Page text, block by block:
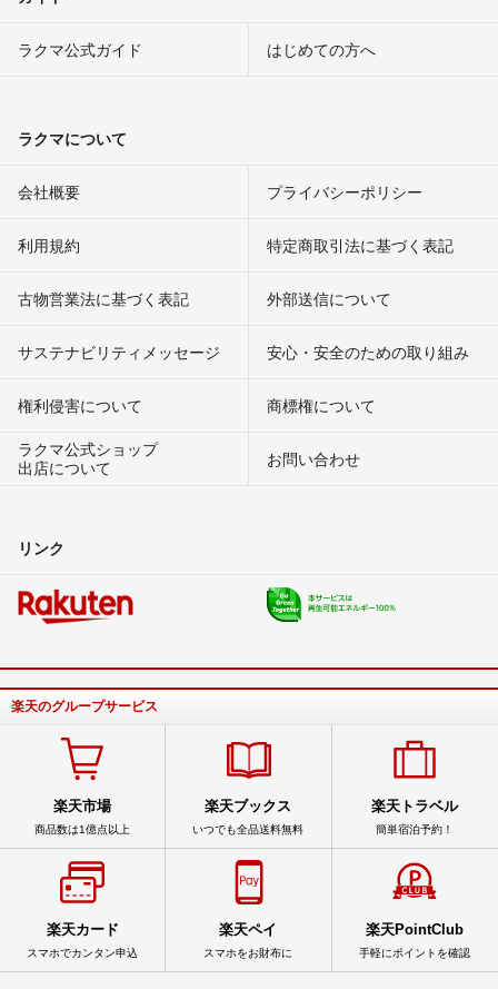
ラクマ公式ガイド はじめての方へ
ラクマについて
会社概要 プライバシーポリシー
利用規約 特定商取引法に基づく表記
古物営業法に基づく表記 外部送信について
サステナビリティメッセージ 安心・安全のための取り組み
権利侵害について
商標権について
ラクマ公式ショップ
出店について
お問い合わせ
リンク
楽天のグループサービス
楽天市場
商品数は1億点以上
楽天ブックス
いつでも全品送料無料
楽天トラベル
簡単宿泊予約！
楽天カード
スマホでカンタン申込
楽天ペイ
スマホをお財布に
楽天PointClub
手軽にポイントを確認